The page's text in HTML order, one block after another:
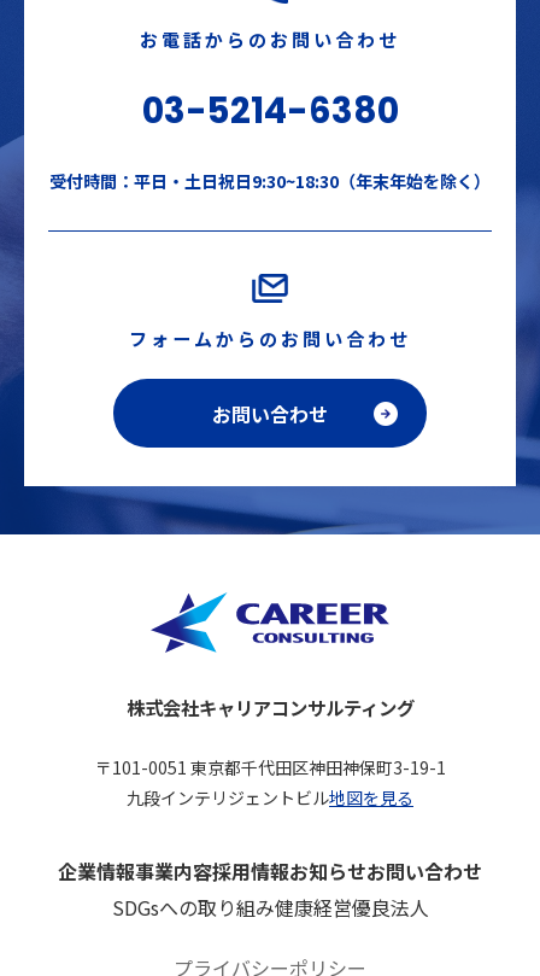
お電話からのお問い合わせ
03-5214-6380
受付時間：平日・土日祝日9:30~18:30（年末年始を除く）
フォームからのお問い合わせ
お問い合わせ
株式会社キャリアコンサルティング
〒101-0051 東京都千代田区神田神保町3-19-1
九段インテリジェントビル地図を見る
企業情報事業内容採用情報お知らせお問い合わせ
SDGsへの取り組み健康経営優良法人
プライバシーポリシー